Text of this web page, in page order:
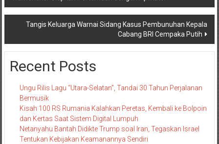
pos
Tangis Keluarga Warnai Sidang Kasus Pembunuhan Kepala
Cabang BRI Cempaka Putih
Recent Posts
Ungu Rilis Lagu “Utara-Selatan”, Tandai 30 Tahun Perjalanan
Bermusik
Kisah 100 RS Rumania Kalahkan Peretas, Kembali ke Bolpoin
dan Kertas Saat Sistem Digital Lumpuh
Netanyahu Bantah Didikte Trump soal Iran, Tegaskan Israel
Tentukan Kebijakan Keamanannya Sendiri